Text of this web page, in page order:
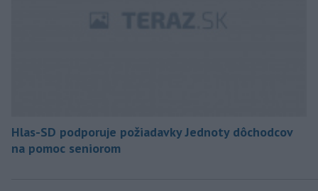
Hlas-SD podporuje požiadavky Jednoty dôchodcov
na pomoc seniorom